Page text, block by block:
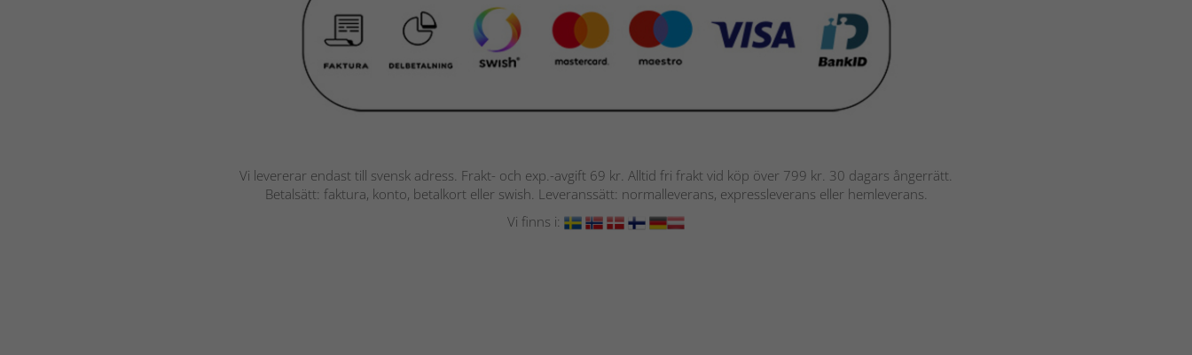
Vi levererar endast till svensk adress. Frakt- och exp.-avgift 69 kr. Alltid fri frakt vid köp över 799 kr. 30 dagars ångerrätt.
Betalsätt: faktura, konto, betalkort eller swish. Leveranssätt: normalleverans, expressleverans eller hemleverans.
Vi finns i: